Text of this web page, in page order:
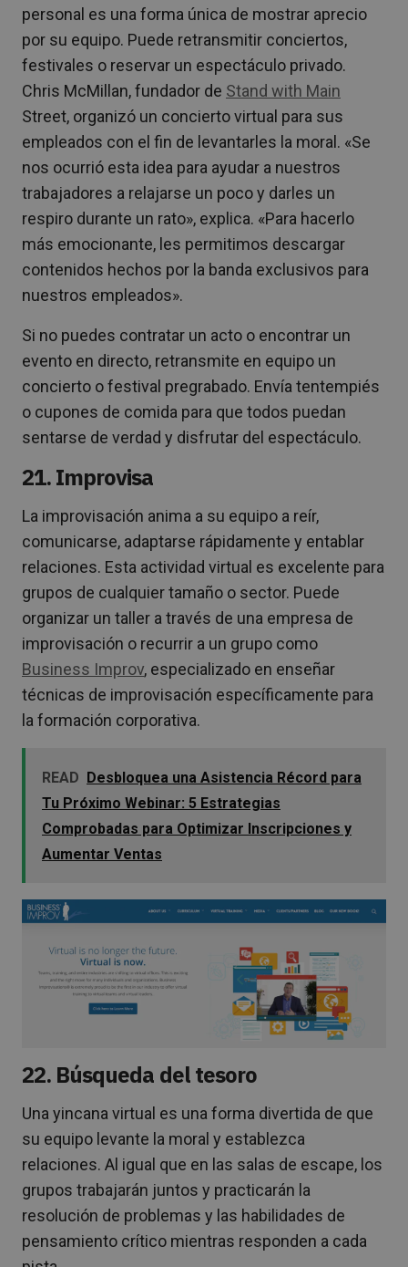
personal es una forma única de mostrar aprecio
por su equipo. Puede retransmitir conciertos,
festivales o reservar un espectáculo privado.
Chris McMillan, fundador de Stand with Main
Street, organizó un concierto virtual para sus
empleados con el fin de levantarles la moral. «Se
nos ocurrió esta idea para ayudar a nuestros
trabajadores a relajarse un poco y darles un
respiro durante un rato», explica. «Para hacerlo
más emocionante, les permitimos descargar
contenidos hechos por la banda exclusivos para
nuestros empleados».
Si no puedes contratar un acto o encontrar un
evento en directo, retransmite en equipo un
concierto o festival pregrabado. Envía tentempiés
o cupones de comida para que todos puedan
sentarse de verdad y disfrutar del espectáculo.
21. Improvisa
La improvisación anima a su equipo a reír,
comunicarse, adaptarse rápidamente y entablar
relaciones. Esta actividad virtual es excelente para
grupos de cualquier tamaño o sector. Puede
organizar un taller a través de una empresa de
improvisación o recurrir a un grupo como
Business Improv, especializado en enseñar
técnicas de improvisación específicamente para
la formación corporativa.
READ
Desbloquea una Asistencia Récord para
Tu Próximo Webinar: 5 Estrategias
Comprobadas para Optimizar Inscripciones y
Aumentar Ventas
22. Búsqueda del tesoro
Una yincana virtual es una forma divertida de que
su equipo levante la moral y establezca
relaciones. Al igual que en las salas de escape, los
grupos trabajarán juntos y practicarán la
resolución de problemas y las habilidades de
pensamiento crítico mientras responden a cada